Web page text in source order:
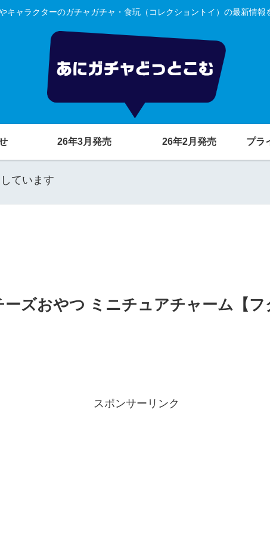
キャラクターのガチャガチャ・食玩（コレクショントイ）の最新情報
26年3月発売 26年2月発売 プラ
ています
ーズおやつ ミニチュアチャーム【
スポンサーリンク